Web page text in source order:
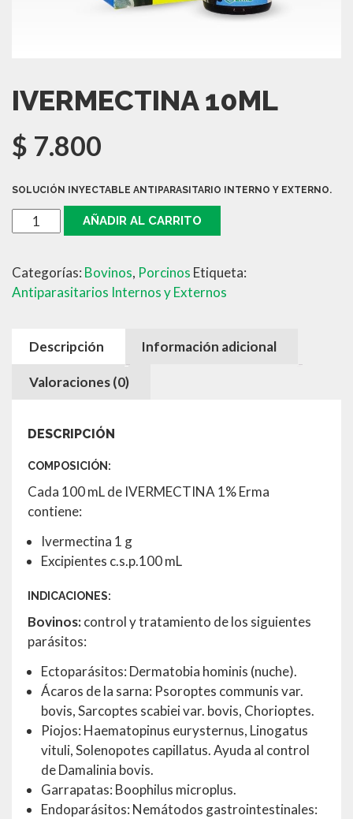
IVERMECTINA 10ML
$ 7.800
SOLUCIÓN INYECTABLE ANTIPARASITARIO INTERNO Y EXTERNO.
IVERMECTINA
10ML
AÑADIR AL CARRITO
Categorías: Bovinos, Porcinos Etiqueta:
Antiparasitarios Internos y Externos
Descripción Información adicional
Valoraciones (0)
DESCRIPCIÓN
COMPOSICIÓN:
Cada 100 mL de IVERMECTINA 1% Erma
contiene:
Ivermectina 1 g
Excipientes c.s.p.100 mL
INDICACIONES:
Bovinos:control y tratamiento de los siguientes
parásitos:
Ectoparásitos: Dermatobia hominis (nuche).
Ácaros de la sarna: Psoroptes communis var.
bovis, Sarcoptes scabiei var. bovis, Chorioptes.
Piojos: Haematopinus eurysternus, Linogatus
vituli, Solenopotes capillatus. Ayuda al control
de Damalinia bovis.
Garrapatas: Boophilus microplus.
Endoparásitos: Nemátodos gastrointestinales: